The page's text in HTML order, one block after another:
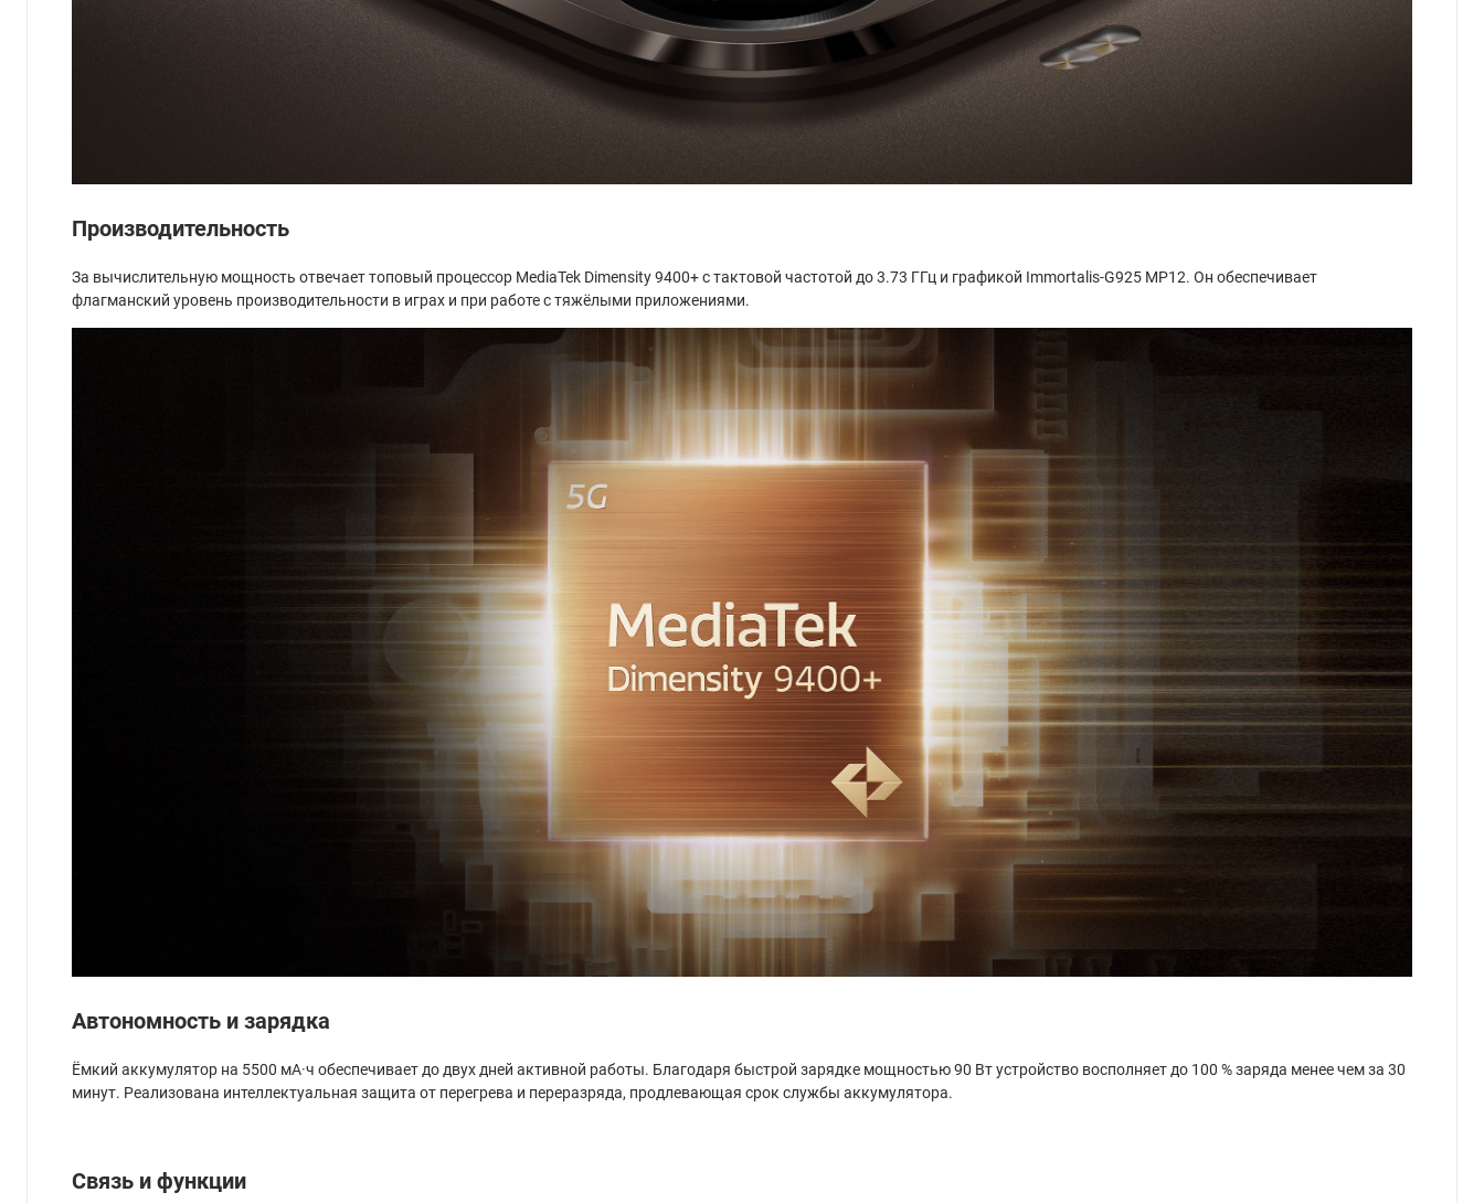
Производительность
За вычислительную мощность отвечает топовый процессор MediaTek Dimensity 9400+ с тактовой частотой до 3.73 ГГц и графикой Immortalis-G925 MP12. Он обеспечивает
флагманский уровень производительности в играх и при работе с тяжёлыми приложениями.
Автономность и зарядка
Ёмкий аккумулятор на 5500 мА·ч обеспечивает до двух дней активной работы. Благодаря быстрой зарядке мощностью 90 Вт устройство восполняет до 100 % заряда менее чем за 30
минут. Реализована интеллектуальная защита от перегрева и переразряда, продлевающая срок службы аккумулятора.
Связь и функции